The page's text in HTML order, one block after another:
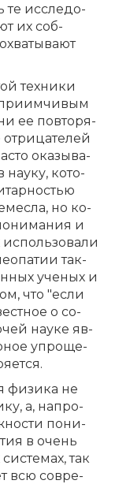
те ис­сле­до­
их соб­
тех­ни­ки
ее по­вто­ря­
ока­зы­ва­
на­у­ку, ко­то­
но ко­
и
ис­поль­зо­ва­ли
так­
уче­ных и
что "ес­ли
о со­
на­у­ке яв­
упро­ще­
фи­зи­ка не
а, на­про­
по­ни­
в очень
так
всю со­вре­